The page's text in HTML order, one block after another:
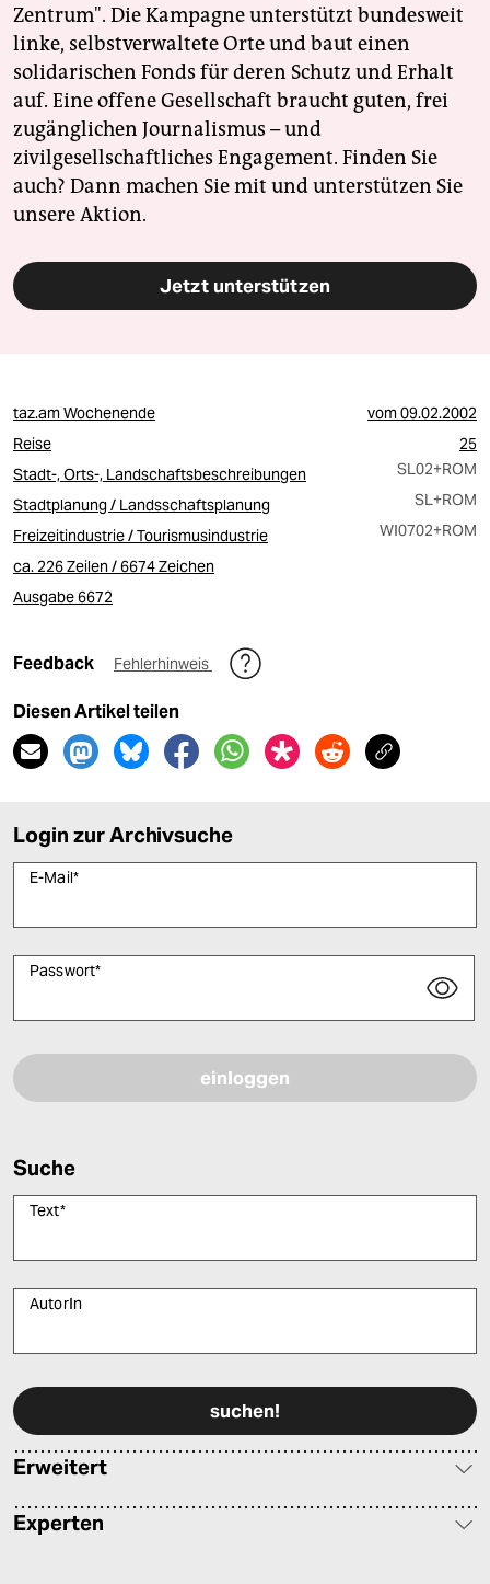
Zentrum". Die Kampagne unterstützt bundesweit
linke, selbstverwaltete Orte und baut einen
solidarischen Fonds für deren Schutz und Erhalt
auf. Eine offene Gesellschaft braucht guten, frei
zugänglichen Journalismus – und
zivilgesellschaftliches Engagement. Finden Sie
auch? Dann machen Sie mit und unterstützen Sie
unsere Aktion.
Jetzt unterstützen
taz.am Wochenende vom09.02.2002
Reise
25
Stadt-, Orts-, Landschaftsbeschreibungen
SL02+ROM
Stadtplanung / Landsschaftsplanung
SL+ROM
Freizeitindustrie / Tourismusindustrie
WI0702+ROM
ca. 226 Zeilen / 6674 Zeichen
Ausgabe 6672
Feedback Fehlerhinweis
Diesen Artikel teilen
Login zur Archivsuche
E-Mail*
Passwort*
Suche
Text*
AutorIn
Erweitert
Experten